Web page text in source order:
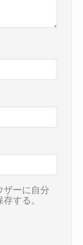
ザーに自分
する。